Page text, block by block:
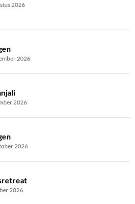
2026
2026
2026
2026
2026